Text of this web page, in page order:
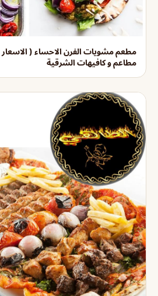
مطعم مشويات الفرن الاحساء ( الاسعار
مطاعم و كافيهات الشرقية